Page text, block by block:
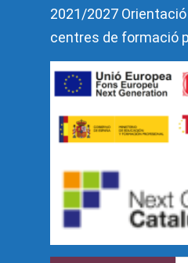
2021/2027
centres de formació